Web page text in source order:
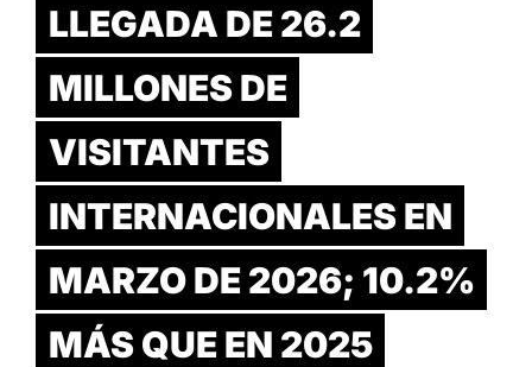
LLEGADA DE 26.2
MILLONES DE
VISITANTES
INTERNACIONALES EN
MARZO DE 2026; 10.2%
MÁS QUE EN 2025